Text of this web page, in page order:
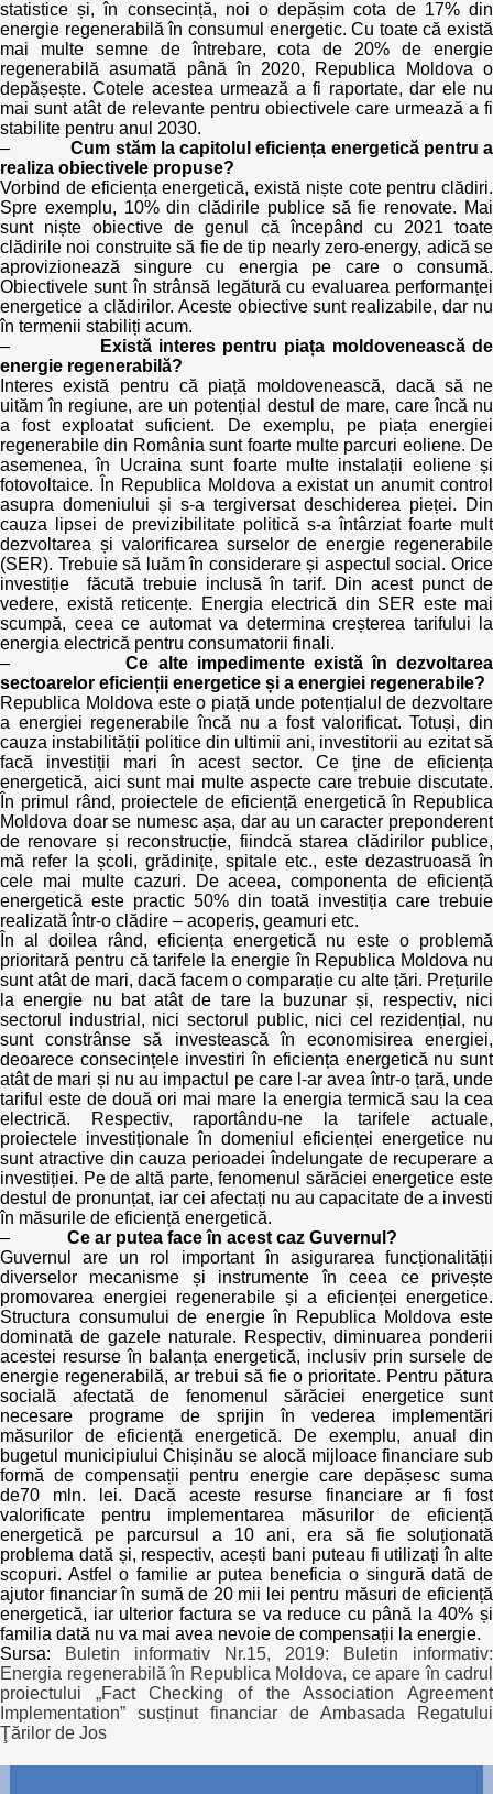
statistice și, în consecință, noi o depășim cota de 17% din
energie regenerabilă în consumul energetic. Cu toate că există
mai multe semne de întrebare, cota de 20% de energie
regenerabilă asumată până în 2020, Republica Moldova o
depășește. Cotele acestea urmează a fi raportate, dar ele nu
mai sunt atât de relevante pentru obiectivele care urmează a fi
stabilite pentru anul 2030.
–Cum stăm la capitolul eficiența energetică pentru a
realiza obiectivele propuse?
Vorbind de eficiența energetică, există niște cote pentru clădiri.
Spre exemplu, 10% din clădirile publice să fie renovate. Mai
sunt niște obiective de genul că începând cu 2021 toate
clădirile noi construite să fie de tip nearly zero-energy, adică se
aprovizionează singure cu energia pe care o consumă.
Obiectivele sunt în strânsă legătură cu evaluarea performanței
energetice a clădirilor. Aceste obiective sunt realizabile, dar nu
în termenii stabiliți acum.
–
Există interes pentru piața moldovenească de
energie regenerabilă?
Interes există pentru că piață moldovenească, dacă să ne
uităm în regiune, are un potențial destul de mare, care încă nu
a fost exploatat suficient. De exemplu, pe piața energiei
regenerabile din România sunt foarte multe parcuri eoliene. De
asemenea, în Ucraina sunt foarte multe instalații eoliene și
fotovoltaice. În Republica Moldova a existat un anumit control
asupra domeniului și s-a tergiversat deschiderea pieței. Din
cauza lipsei de previzibilitate politică s-a întârziat foarte mult
dezvoltarea și valorificarea surselor de energie regenerabile
(SER). Trebuie să luăm în considerare și aspectul social. Orice
investiție făcută trebuie inclusă în tarif. Din acest punct de
vedere, există reticențe. Energia electrică din SER este mai
scumpă, ceea ce automat va determina creșterea tarifului la
energia electrică pentru consumatorii finali.
–Ce alte impedimente există în dezvoltarea
sectoarelor eficienții energetice și a energiei regenerabile?
Republica Moldova este o piață unde potențialul de dezvoltare
a energiei regenerabile încă nu a fost valorificat. Totuși, din
cauza instabilității politice din ultimii ani, investitorii au ezitat să
facă investiții mari în acest sector. Ce ține de eficiența
energetică, aici sunt mai multe aspecte care trebuie discutate.
În primul rând, proiectele de eficiență energetică în Republica
Moldova doar se numesc așa, dar au un caracter preponderent
de renovare și reconstrucție, fiindcă starea clădirilor publice,
mă refer la școli, grădinițe, spitale etc., este dezastruoasă în
cele mai multe cazuri. De aceea, componenta de eficiență
energetică este practic 50% din toată investiția care trebuie
realizată într-o clădire – acoperiș, geamuri etc.
În al doilea rând, eficiența energetică nu este o problemă
prioritară pentru că tarifele la energie în Republica Moldova nu
sunt atât de mari, dacă facem o comparație cu alte țări. Prețurile
la energie nu bat atât de tare la buzunar și, respectiv, nici
sectorul industrial, nici sectorul public, nici cel rezidențial, nu
sunt constrânse să investească în economisirea energiei,
deoarece consecințele investiri în eficiența energetică nu sunt
atât de mari și nu au impactul pe care l-ar avea într-o țară, unde
tariful este de două ori mai mare la energia termică sau la cea
electrică. Respectiv, raportându-ne la tarifele actuale,
proiectele investiționale în domeniul eficienței energetice nu
sunt atractive din cauza perioadei îndelungate de recuperare a
investiției. Pe de altă parte, fenomenul sărăciei energetice este
destul de pronunțat, iar cei afectați nu au capacitate de a investi
în măsurile de eficiență energetică.
– Ce ar putea face în acest caz Guvernul?
Guvernul are un rol important în asigurarea funcționalității
diverselor mecanisme și instrumente în ceea ce privește
promovarea energiei regenerabile și a eficienței energetice.
Structura consumului de energie în Republica Moldova este
dominată de gazele naturale. Respectiv, diminuarea ponderii
acestei resurse în balanța energetică, inclusiv prin sursele de
energie regenerabilă, ar trebui să fie o prioritate. Pentru pătura
socială afectată de fenomenul sărăciei energetice sunt
necesare programe de sprijin în vederea implementări
măsurilor de eficiență energetică. De exemplu, anual din
bugetul municipiului Chișinău se alocă mijloace financiare sub
formă de compensații pentru energie care depășesc suma
de70 mln. lei. Dacă aceste resurse financiare ar fi fost
valorificate pentru implementarea măsurilor de eficiență
energetică pe parcursul a 10 ani, era să fie soluționată
problema dată și, respectiv, acești bani puteau fi utilizați în alte
scopuri. Astfel o familie ar putea beneficia o singură dată de
ajutor financiar în sumă de 20 mii lei pentru măsuri de eficiență
energetică, iar ulterior factura se va reduce cu până la 40% și
familia dată nu va mai avea nevoie de compensații la energie.
Sursa:
Buletin informativ Nr.15, 2019: Buletin informativ:
Energia regenerabilă în Republica Moldova, ce apare în cadrul
proiectului „Fact Checking of the Association Agreement
Implementation” susținut financiar de Ambasada Regatului
Ţărilor de Jos